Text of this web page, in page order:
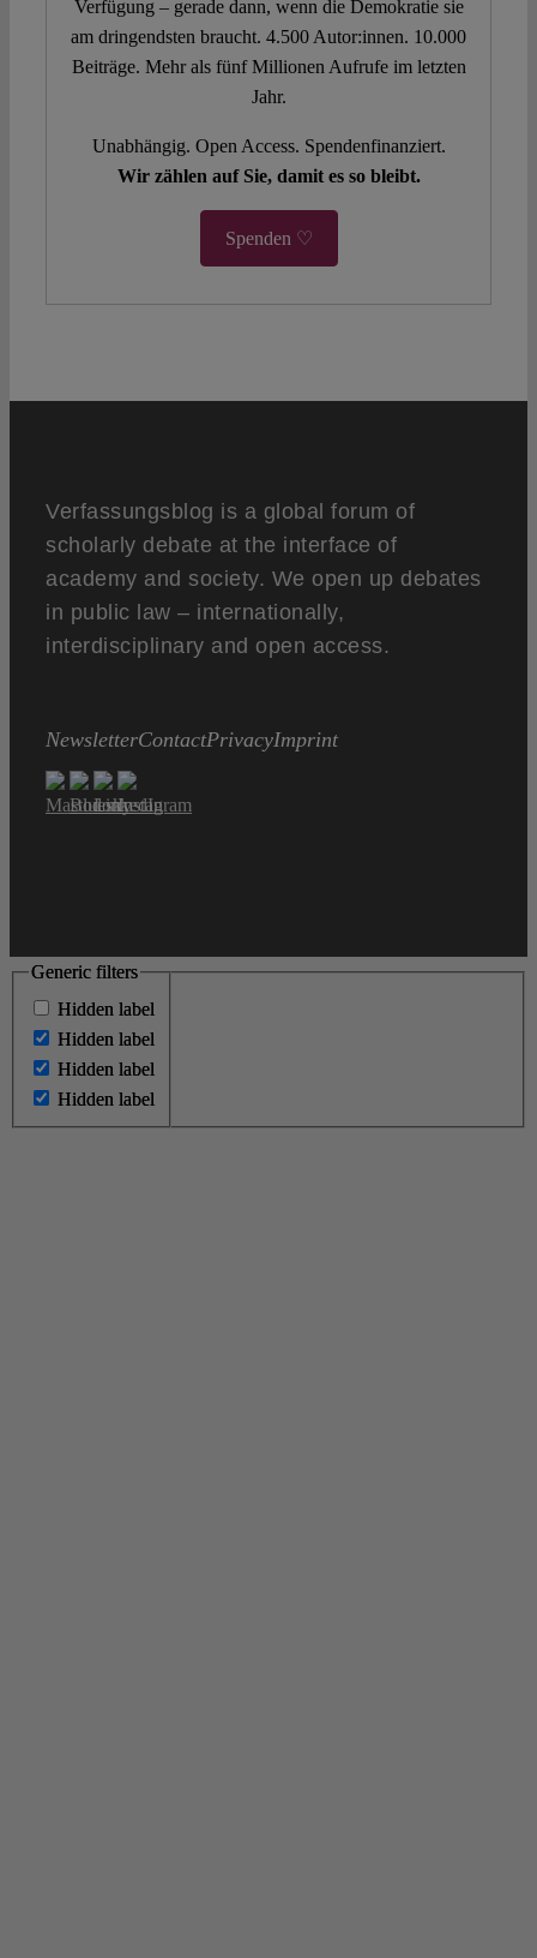
Verfügung – gerade dann, wenn die Demokratie sie
am dringendsten braucht. 4.500 Autor:innen. 10.000
Beiträge. Mehr als fünf Millionen Aufrufe im letzten
Jahr.
Unabhängig. Open Access. Spendenfinanziert.
Wir zählen auf Sie, damit es so bleibt.
Spenden ♡
Verfassungsblog is a global forum of
scholarly debate at the interface of
academy and society. We open up debates
in public law – internationally,
interdisciplinary and open access.
NewsletterContactPrivacyImprint
Generic filters
Hidden label
Hidden label
Hidden label
Hidden label
Generic filters
Hidden label
Hidden label
Hidden label
Hidden label